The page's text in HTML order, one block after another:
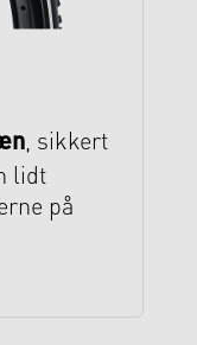
, sikkert
lidt
på